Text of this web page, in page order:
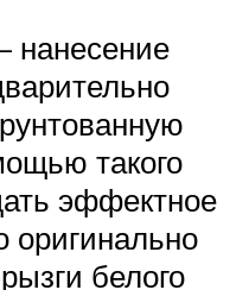
нанесение
такого
эффектное
оригинально
белого